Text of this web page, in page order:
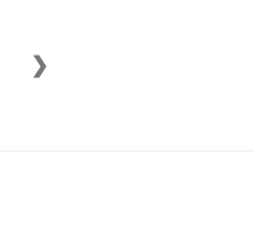
❯